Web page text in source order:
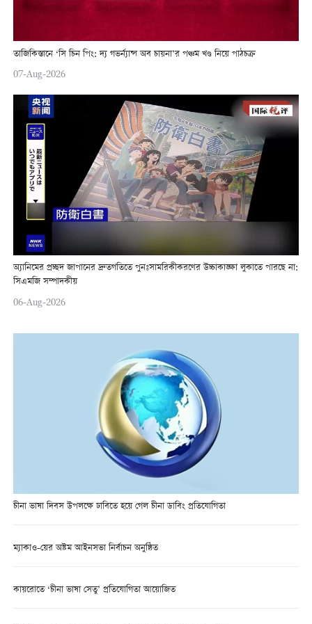
তাজিকিস্তানে ‘সি চিন পিং: দ্য গভর্ন্যান্স অব চায়না’র পঞ্চম খণ্ড নিয়ে পাঠচক্র
07-Aug-2026
অ্যানিমের প্রচ্ছদ জাপানের দ্রুতগতিতে পুনঃসামরিকীকরণের উচ্চাকাঙ্ক্ষা লুকাতে পারছে না:
সিএমজি সম্পাদকীয়
06-Aug-2026
চীনা ভাষা দিবস উপলক্ষে ঢাবিতে হয়ে গেল চীনা ডাবিং প্রতিযোগিতা
ম্যাকাও-য়ের অষ্টম আইনসভা নির্বাচন অনুষ্ঠিত
কায়রোতে ‘চীনা ভাষা সেতু’ প্রতিযোগিতা আয়োজিত